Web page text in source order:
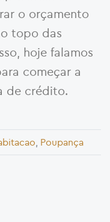
o orçamento
topo das
hoje falamos
começar a
de crédito.
, Poupança